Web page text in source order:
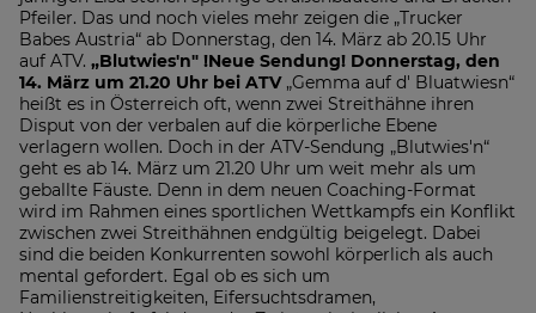
Pfeiler. Das und noch vieles mehr zeigen die „Trucker
Babes Austria“ ab Donnerstag, den 14. März ab 20.15 Uhr
auf ATV. „Blutwies'n" !Neue Sendung! Donnerstag, den
14. März um 21.20 Uhr bei ATV„Gemma auf d' Bluatwiesn“
heißt es in Österreich oft, wenn zwei Streithähne ihren
Disput von der verbalen auf die körperliche Ebene
verlagern wollen. Doch in der ATV-Sendung „Blutwies'n“
geht es ab 14. März um 21.20 Uhr um weit mehr als um
geballte Fäuste. Denn in dem neuen Coaching-Format
wird im Rahmen eines sportlichen Wettkampfs ein Konflikt
zwischen zwei Streithähnen endgültig beigelegt. Dabei
sind die beiden Konkurrenten sowohl körperlich als auch
mental gefordert. Egal ob es sich um
Familienstreitigkeiten, Eifersuchtsdramen,